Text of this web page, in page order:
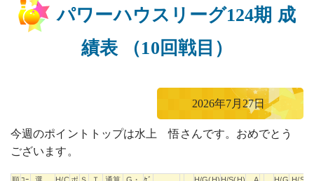
パワーハウスリーグ124期 成
績表 （10回戦目）
2026年7月27日
今週のポイントトップは水上 悟さんです。おめでとう
ございます。